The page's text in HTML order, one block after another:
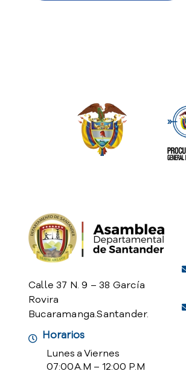
Calle 37 N. 9 – 38 García
Rovira
Bucaramanga.Santander.
Horarios
Lunes a Viernes
07:00 A.M – 12:00 P.M